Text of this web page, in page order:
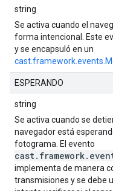
string
Se activa cuando el
forma intencional. Este
y se encapsuló en un
ESPERANDO
string
Se activa cuando se
navegador está
fotograma. El evento
implementa de manera
transmisiones y se debe